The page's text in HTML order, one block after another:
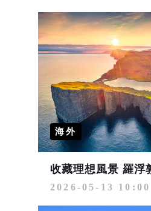
海外
2026-05-13 10:00